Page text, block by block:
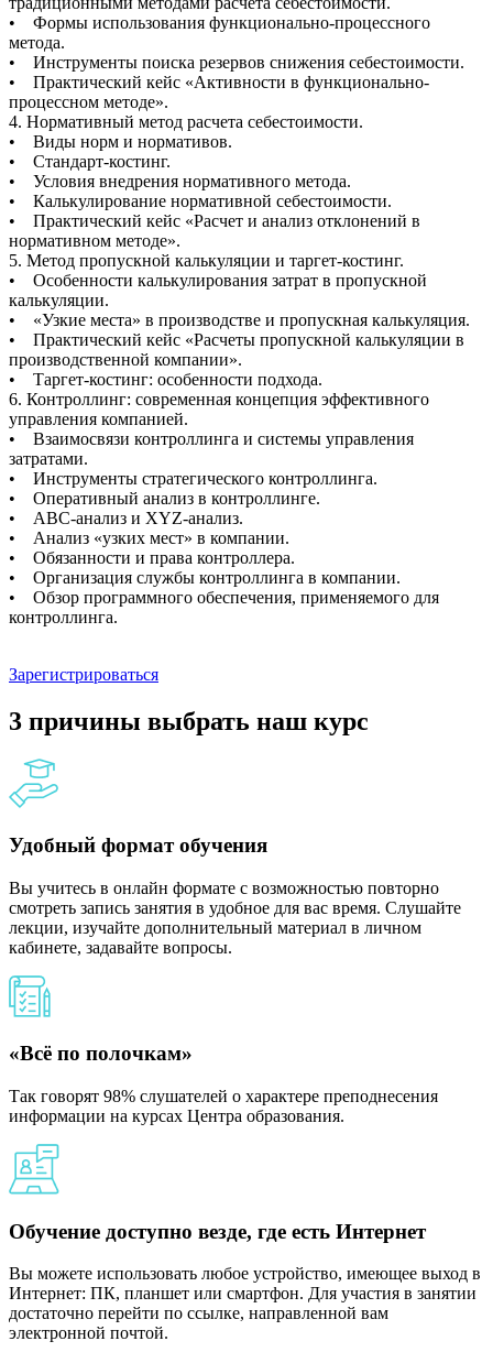
• Формы использования функционально-процессного
метода.
• Инструменты поиска резервов снижения себестоимости.
• Практический кейс «Активности в функционально-
процессном методе».
4. Нормативный метод расчета себестоимости.
• Виды норм и нормативов.
• Стандарт-костинг.
• Условия внедрения нормативного метода.
• Калькулирование нормативной себестоимости.
• Практический кейс «Расчет и анализ отклонений в
нормативном методе».
5. Метод пропускной калькуляции и таргет-костинг.
• Особенности калькулирования затрат в пропускной
калькуляции.
• «Узкие места» в производстве и пропускная калькуляция.
• Практический кейс «Расчеты пропускной калькуляции в
производственной компании».
• Таргет-костинг: особенности подхода.
6. Контроллинг: современная концепция эффективного
управления компанией.
• Взаимосвязи контроллинга и системы управления
затратами.
• Инструменты стратегического контроллинга.
• Оперативный анализ в контроллинге.
• АВС-анализ и XYZ-анализ.
• Анализ «узких мест» в компании.
• Обязанности и права контроллера.
• Организация службы контроллинга в компании.
• Обзор программного обеспечения, применяемого для
контроллинга.
Зарегистрироваться
3 причины выбрать наш курс
Удобный формат обучения
Вы учитесь в онлайн формате с возможностью повторно
смотреть запись занятия в удобное для вас время. Слушайте
лекции, изучайте дополнительный материал в личном
кабинете, задавайте вопросы.
«Всё по полочкам»
Так говорят 98% слушателей о характере преподнесения
информации на курсах Центра образования.
Обучение доступно везде, где есть Интернет
Вы можете использовать любое устройство, имеющее выход в
Интернет: ПК, планшет или смартфон. Для участия в занятии
достаточно перейти по ссылке, направленной вам
электронной почтой.